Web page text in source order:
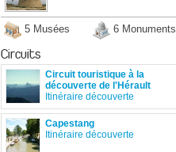
5 Musées 6 Monuments
Circuits
Circuit touristique à la
découverte de l'Hérault
Itinéraire découverte
Capestang
Itinéraire découverte